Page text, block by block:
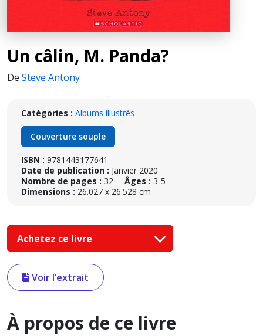
Un câlin, M. Panda?
De Steve Antony
Catégories : Albums illustrés
Couverture souple
ISBN : 9781443177641
Date de publication : Janvier 2020
Nombre de pages : 32 Âges : 3-5
Dimensions : 26.027 x 26.528 cm
Achetez ce livre
Voir l’extrait
À propos de ce livre